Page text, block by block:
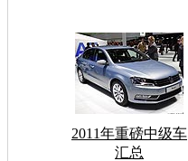
2011年重磅中级车
汇总